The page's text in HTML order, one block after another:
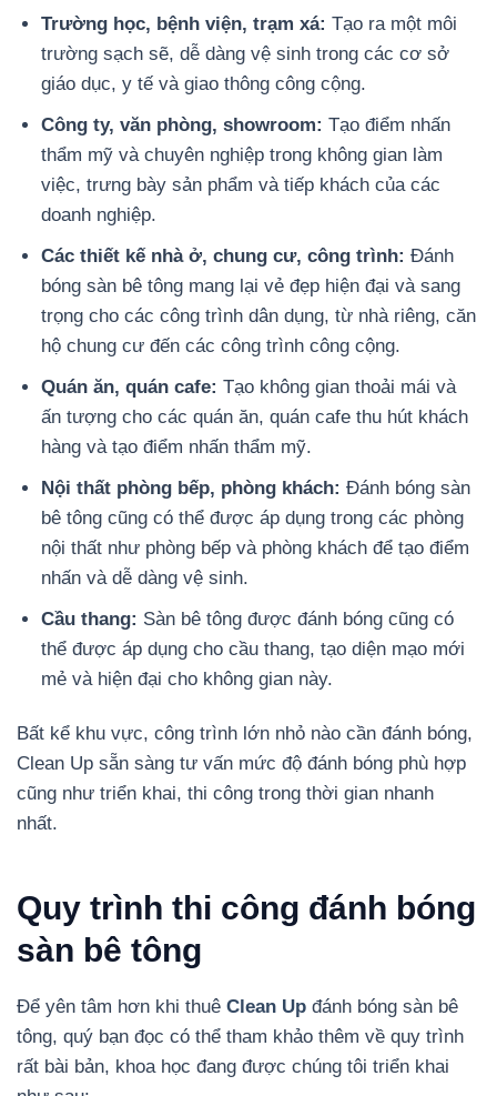
Trường học, bệnh viện, trạm xá: Tạo ra một môi
trường sạch sẽ, dễ dàng vệ sinh trong các cơ sở
giáo dục, y tế và giao thông công cộng.
Công ty, văn phòng, showroom: Tạo điểm nhấn
thẩm mỹ và chuyên nghiệp trong không gian làm
việc, trưng bày sản phẩm và tiếp khách của các
doanh nghiệp.
Các thiết kế nhà ở, chung cư, công trình: Đánh
bóng sàn bê tông mang lại vẻ đẹp hiện đại và sang
trọng cho các công trình dân dụng, từ nhà riêng, căn
hộ chung cư đến các công trình công cộng.
Quán ăn, quán cafe: Tạo không gian thoải mái và
ấn tượng cho các quán ăn, quán cafe thu hút khách
hàng và tạo điểm nhấn thẩm mỹ.
Nội thất phòng bếp, phòng khách: Đánh bóng sàn
bê tông cũng có thể được áp dụng trong các phòng
nội thất như phòng bếp và phòng khách để tạo điểm
nhấn và dễ dàng vệ sinh.
Cầu thang: Sàn bê tông được đánh bóng cũng có
thể được áp dụng cho cầu thang, tạo diện mạo mới
mẻ và hiện đại cho không gian này.
Bất kể khu vực, công trình lớn nhỏ nào cần đánh bóng,
Clean Up sẵn sàng tư vấn mức độ đánh bóng phù hợp
cũng như triển khai, thi công trong thời gian nhanh
nhất.
Quy trình thi công đánh bóng
sàn bê tông
Để yên tâm hơn khi thuê Clean Up đánh bóng sàn bê
tông, quý bạn đọc có thể tham khảo thêm về quy trình
rất bài bản, khoa học đang được chúng tôi triển khai